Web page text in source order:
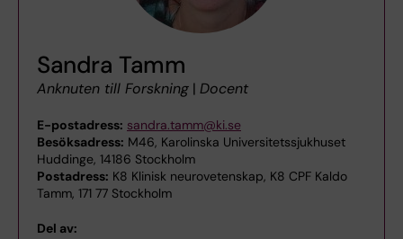
Sandra Tamm
Anknuten till Forskning | Docent
E-postadress: sandra.tamm@ki.se
Besöksadress: M46, Karolinska Universitetssjukhuset
Huddinge, 14186 Stockholm
Postadress: K8 Klinisk neurovetenskap, K8 CPF Kaldo
Tamm, 171 77 Stockholm
Del av: